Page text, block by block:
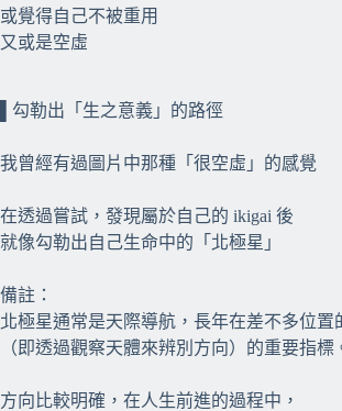
或覺得自己不被重用
又或是空虛
▌勾勒出「生之意義」的路徑
我曾經有過圖片中那種「很空虛」的感覺
在透過嘗試，發現屬於自己的 ikigai 後
就像勾勒出自己生命中的「北極星」
備註：
北極星通常是天際導航，長年在差不多位置
（即透過觀察天體來辨別方向）的重要指標
方向比較明確，在人生前進的過程中，